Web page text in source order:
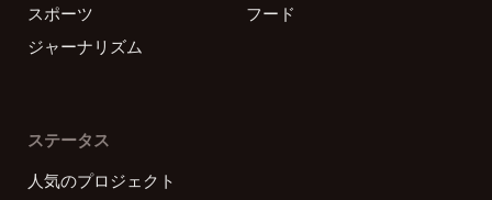
スポーツ
フード
ジャーナリズム
ステータス
人気のプロジェクト